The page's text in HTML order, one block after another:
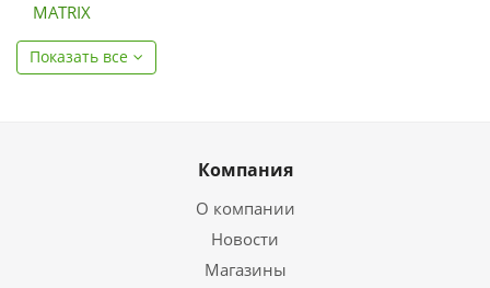
MATRIX
Показать все
Компания
О компании
Новости
Магазины